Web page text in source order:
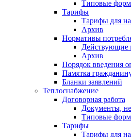
Типовые
Тарифы
Тарифы для
Архив
Нормативы
Действующие
Архив
Порядок введения
Памятка
Бланки заявлений
Теплоснабжение
Договорная работа
Документы,
Типовые
Тарифы
Тарифы для